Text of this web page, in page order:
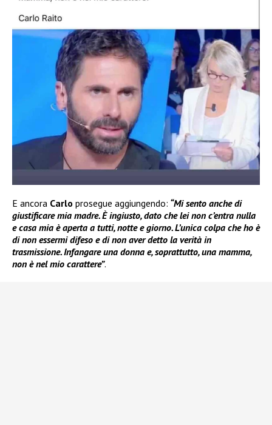
E ancora Carlo prosegue aggiungendo: “Mi sento anche di
giustificare mia madre. È ingiusto, dato che lei non c’entra nulla
e casa mia è aperta a tutti, notte e giorno. L’unica colpa che ho è
di non essermi difeso e di non aver detto la verità in
trasmissione. Infangare una donna e, soprattutto, una mamma,
non è nel mio carattere”.